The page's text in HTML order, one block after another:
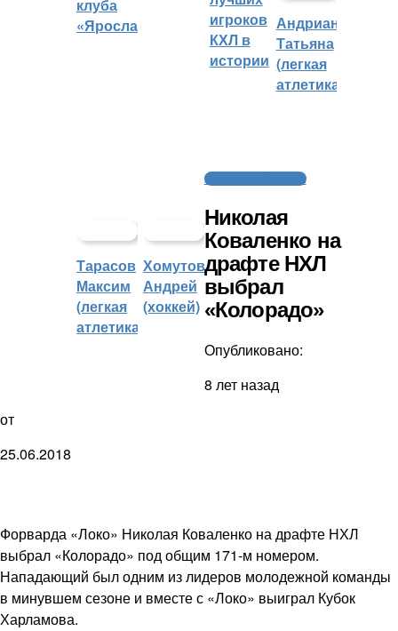
клуба
«Ярославич»
игроков
КХЛ в
истории
Андрианова
Татьяна
(легкая
атлетика)
Тарасов
Максим
(легкая
атлетика)
Хомутов
Андрей
(хоккей)
Молодежный хоккей
Николая
Коваленко на
драфте НХЛ
выбрал
«Колорадо»
Опубликовано:
8 лет назад
от
25.06.2018
Форварда «Локо» Николая Коваленко на драфте НХЛ
выбрал «Колорадо» под общим 171-м номером.
Нападающий был одним из лидеров молодежной команды
в минувшем сезоне и вместе с «Локо» выиграл Кубок
Харламова.